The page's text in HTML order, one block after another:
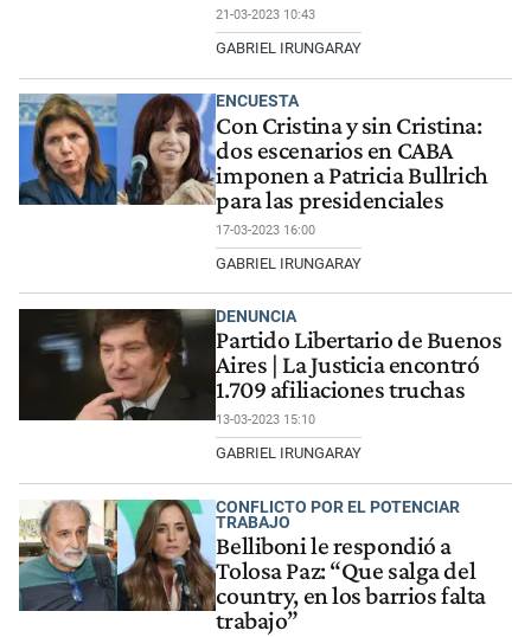
21-03-2023 10:43
GABRIEL IRUNGARAY
ENCUESTA
Con Cristina y sin Cristina:
dos escenarios en CABA
imponen a Patricia Bullrich
para las presidenciales
17-03-2023 16:00
GABRIEL IRUNGARAY
DENUNCIA
Partido Libertario de Buenos
Aires | La Justicia encontró
1.709 afiliaciones truchas
13-03-2023 15:10
GABRIEL IRUNGARAY
CONFLICTO POR EL POTENCIAR
TRABAJO
Belliboni le respondió a
Tolosa Paz: “Que salga del
country, en los barrios falta
trabajo”